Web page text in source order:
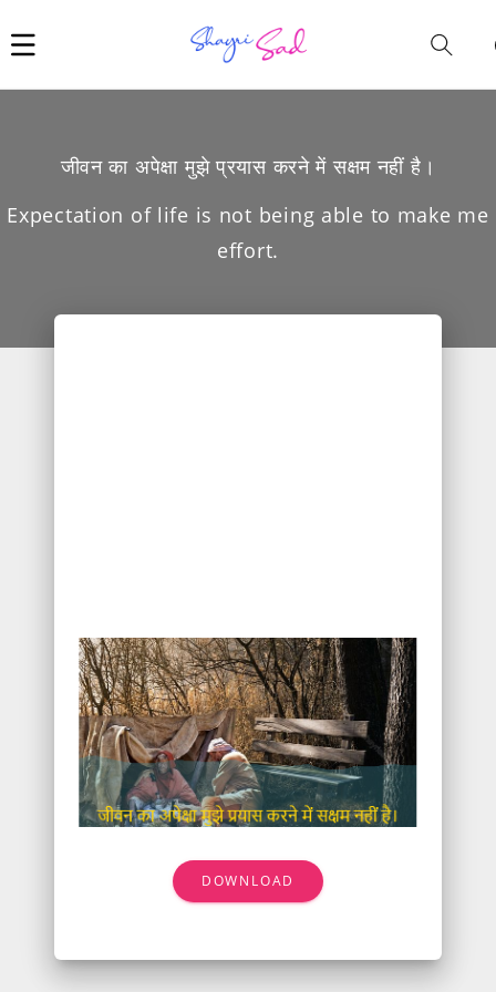
जीवन का अपेक्षा मुझे प्रयास करने में सक्षम नहीं है।
Expectation of life is not being able to make me
effort.
DOWNLOAD